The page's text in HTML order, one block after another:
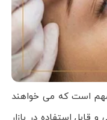
مهم است که می خواهند